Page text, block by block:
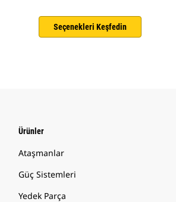
Seçenekleri Keşfedin
Ürünler
Ataşmanlar
Güç Sistemleri
Yedek Parça